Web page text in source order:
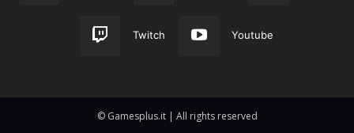
Twitch Youtube
© Gamesplus.it | All rights reserved